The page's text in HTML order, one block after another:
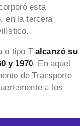
esta
en la tercera
o tipo T alcanzó su
y 1970. En aquel
de Transporte
a los